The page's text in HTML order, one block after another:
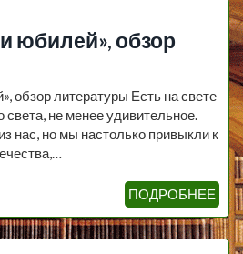
юбилей», обзор
обзор литературы Есть на свете
света, не менее удивительное.
нас, но мы настолько привыкли к
ПОДРОБНЕЕ